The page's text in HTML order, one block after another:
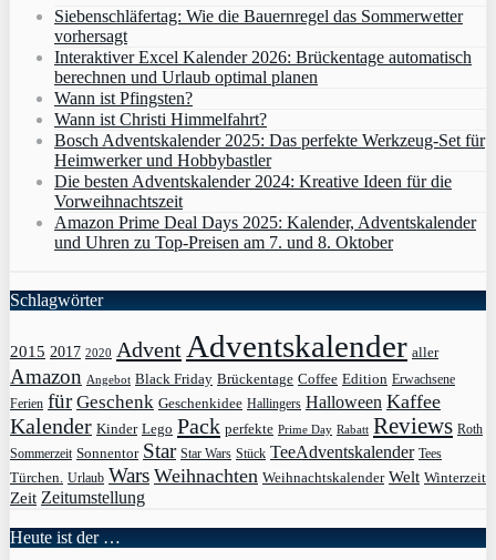
Siebenschläfertag: Wie die Bauernregel das Sommerwetter
vorhersagt
Interaktiver Excel Kalender 2026: Brückentage automatisch
berechnen und Urlaub optimal planen
Wann ist Pfingsten?
Wann ist Christi Himmelfahrt?
Bosch Adventskalender 2025: Das perfekte Werkzeug-Set für
Heimwerker und Hobbybastler
Die besten Adventskalender 2024: Kreative Ideen für die
Vorweihnachtszeit
Amazon Prime Deal Days 2025: Kalender, Adventskalender
und Uhren zu Top-Preisen am 7. und 8. Oktober
Schlagwörter
2015 2017 2020 Advent Adventskalender aller
Amazon Angebot Black Friday Brückentage Coffee Edition Erwachsene
Ferien für Geschenk Geschenkidee Hallingers Halloween Kaffee
Kalender Kinder Lego Pack perfekte Prime Day Rabatt Reviews Roth
Sommerzeit Sonnentor Star Star Wars Stück TeeAdventskalender Tees
Türchen. Urlaub Wars Weihnachten Weihnachtskalender Welt Winterzeit
Zeit Zeitumstellung
Heute ist der …